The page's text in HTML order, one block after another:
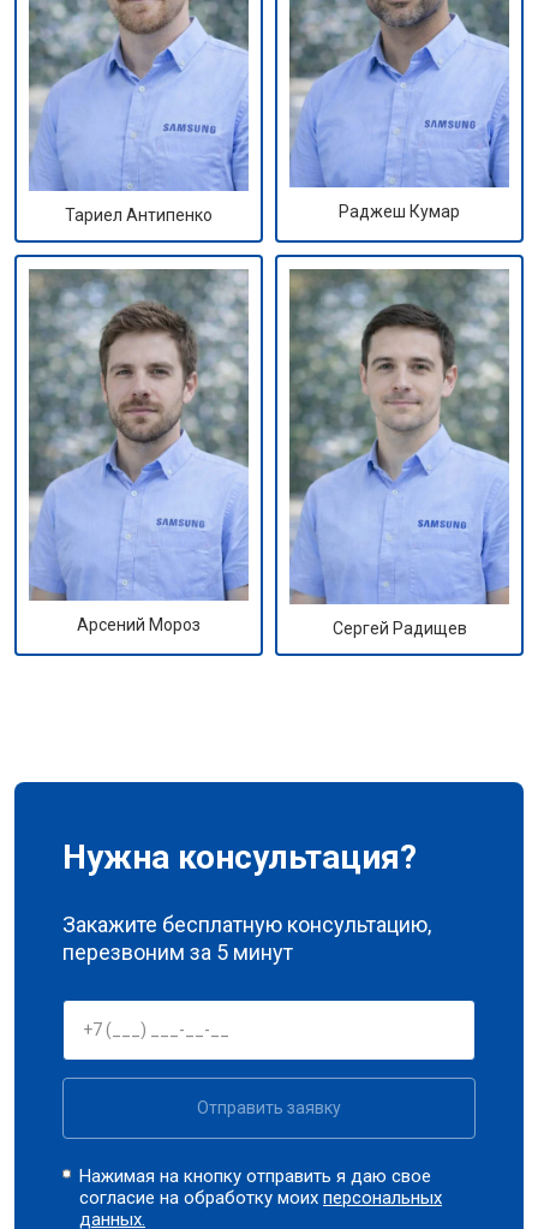
Тариел Антипенко Раджеш Кумар
Арсений Мороз Сергей Радищев
Нужна консультация?
Закажите бесплатную консультацию,
перезвоним за 5 минут
Отправить заявку
Нажимая на кнопку отправить я даю свое
согласие на обработку моихперсональных
данных.